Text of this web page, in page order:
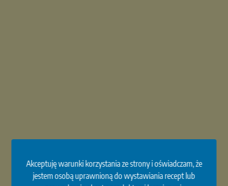
Akceptuję warunki korzystania ze strony i oświadczam, że
jestem osobą uprawnioną do wystawiania recept lub